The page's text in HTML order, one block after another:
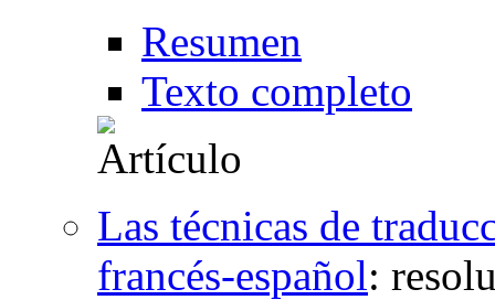
Resumen
Texto completo
Las técnicas de
francés-español: